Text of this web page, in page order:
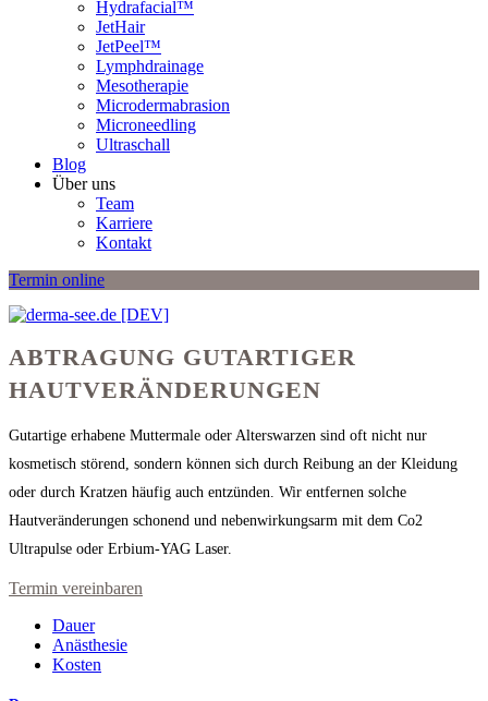
Hydrafacial™
JetHair
JetPeel™
Lymphdrainage
Mesotherapie
Microdermabrasion
Microneedling
Ultraschall
Blog
Über uns
Team
Karriere
Kontakt
Termin online
ABTRAGUNG GUTARTIGER
HAUTVERÄNDERUNGEN
Gutartige erhabene Muttermale oder Alterswarzen sind oft nicht nur
kosmetisch störend, sondern können sich durch Reibung an der Kleidung
oder durch Kratzen häufig auch entzünden. Wir entfernen solche
Hautveränderungen schonend und nebenwirkungsarm mit dem Co2
Ultrapulse oder Erbium-YAG Laser.
Termin vereinbaren
Dauer
Anästhesie
Kosten